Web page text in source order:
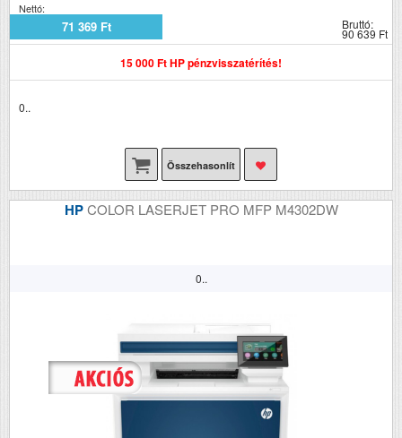
Nettó:
71 369 Ft Bruttó:
90 639 Ft
15 000 Ft HP pénzvisszatérítés!
0..
Összehasonlít
HPCOLOR LASERJET PRO MFP M4302DW
0..